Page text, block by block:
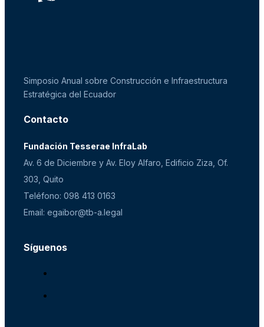
Simposio Anual sobre Construcción e Infraestructura
Estratégica del Ecuador
Contacto
Fundación Tesserae InfraLab
Av. 6 de Diciembre y Av. Eloy Alfaro, Edificio Ziza, Of.
303, Quito
Teléfono: 098 413 0163
Email: egaibor@tb-a.legal
Síguenos